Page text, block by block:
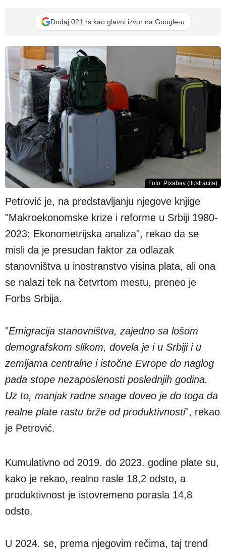
Dodaj 021.rs kao glavni izvor na Google-u
Foto: Pixabay (ilustracija)
Petrović je, na predstavljanju njegove knjige
"Makroekonomske krize i reforme u Srbiji 1980-
2023: Ekonometrijska analiza", rekao da se
misli da je presudan faktor za odlazak
stanovništva u inostranstvo visina plata, ali ona
se nalazi tek na četvrtom mestu, preneo je
Forbs Srbija.
"Emigracija stanovništva, zajedno sa lošom
demografskom slikom, dovela je i u Srbiji i u
zemljama centralne i istočne Evrope do naglog
pada stope nezaposlenosti poslednjih godina.
Uz to, manjak radne snage doveo je do toga da
realne plate rastu brže od produktivnosti", rekao
je Petrović.
Kumulativno od 2019. do 2023. godine plate su,
kako je rekao, realno rasle 18,2 odsto, a
produktivnost je istovremeno porasla 14,8
odsto.
U 2024. se, prema njegovim rečima, taj trend